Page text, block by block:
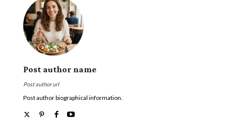
Post author name
Post author url
Post author biographical information.